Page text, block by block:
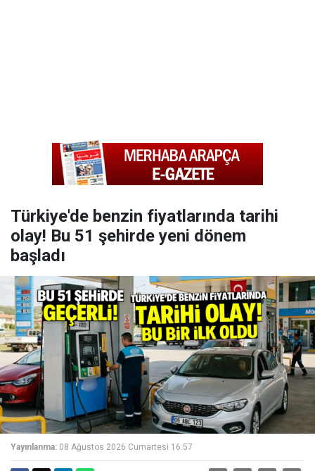
Türkiye'de benzin fiyatlarında tarihi
olay! Bu 51 şehirde yeni dönem
başladı
Yayınlanma: 08 Ağustos 2026 Cumartesi 16:57